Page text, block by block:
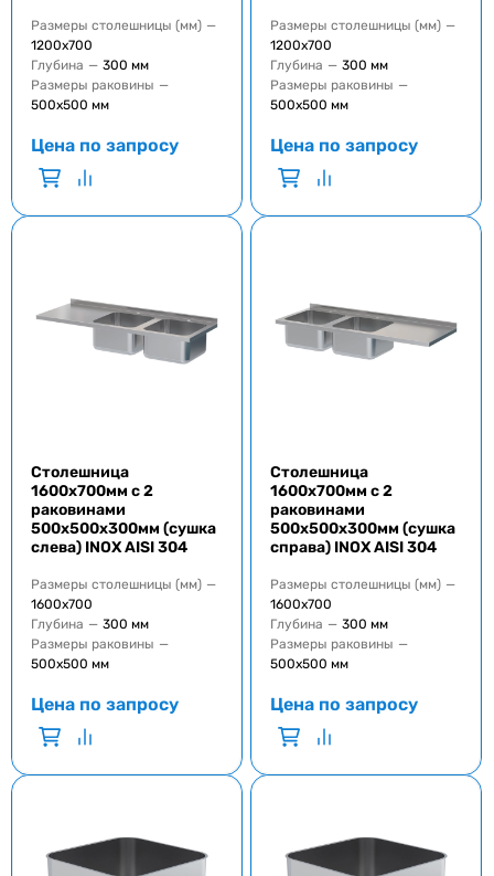
Размеры столешницы (мм) —
1200x700
Глубина — 300 мм
Размеры раковины —
500x500 мм
Цена по запросу
Размеры столешницы (мм) —
1200x700
Глубина — 300 мм
Размеры раковины —
500x500 мм
Цена по запросу
Столешница
1600x700мм с 2
раковинами
500x500x300мм (сушка
слева) INOX AISI 304
Размеры столешницы (мм) —
1600x700
Глубина — 300 мм
Размеры раковины —
500x500 мм
Цена по запросу
Столешница
1600x700мм с 2
раковинами
500x500x300мм (сушка
справа) INOX AISI 304
Размеры столешницы (мм) —
1600x700
Глубина — 300 мм
Размеры раковины —
500x500 мм
Цена по запросу